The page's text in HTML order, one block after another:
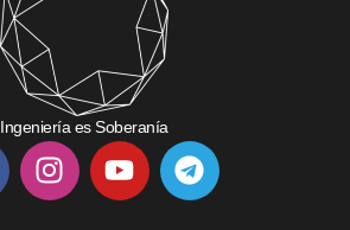
Ingeniería es Soberanía